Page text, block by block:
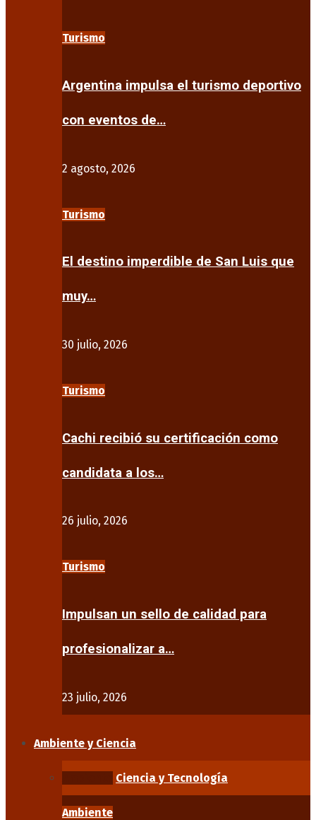
Turismo
Argentina impulsa el turismo deportivo
con eventos de…
2 agosto, 2026
Turismo
El destino imperdible de San Luis que
muy…
30 julio, 2026
Turismo
Cachi recibió su certificación como
candidata a los…
26 julio, 2026
Turismo
Impulsan un sello de calidad para
profesionalizar a…
23 julio, 2026
Ambiente y Ciencia
Ciencia y Tecnología
Ambiente